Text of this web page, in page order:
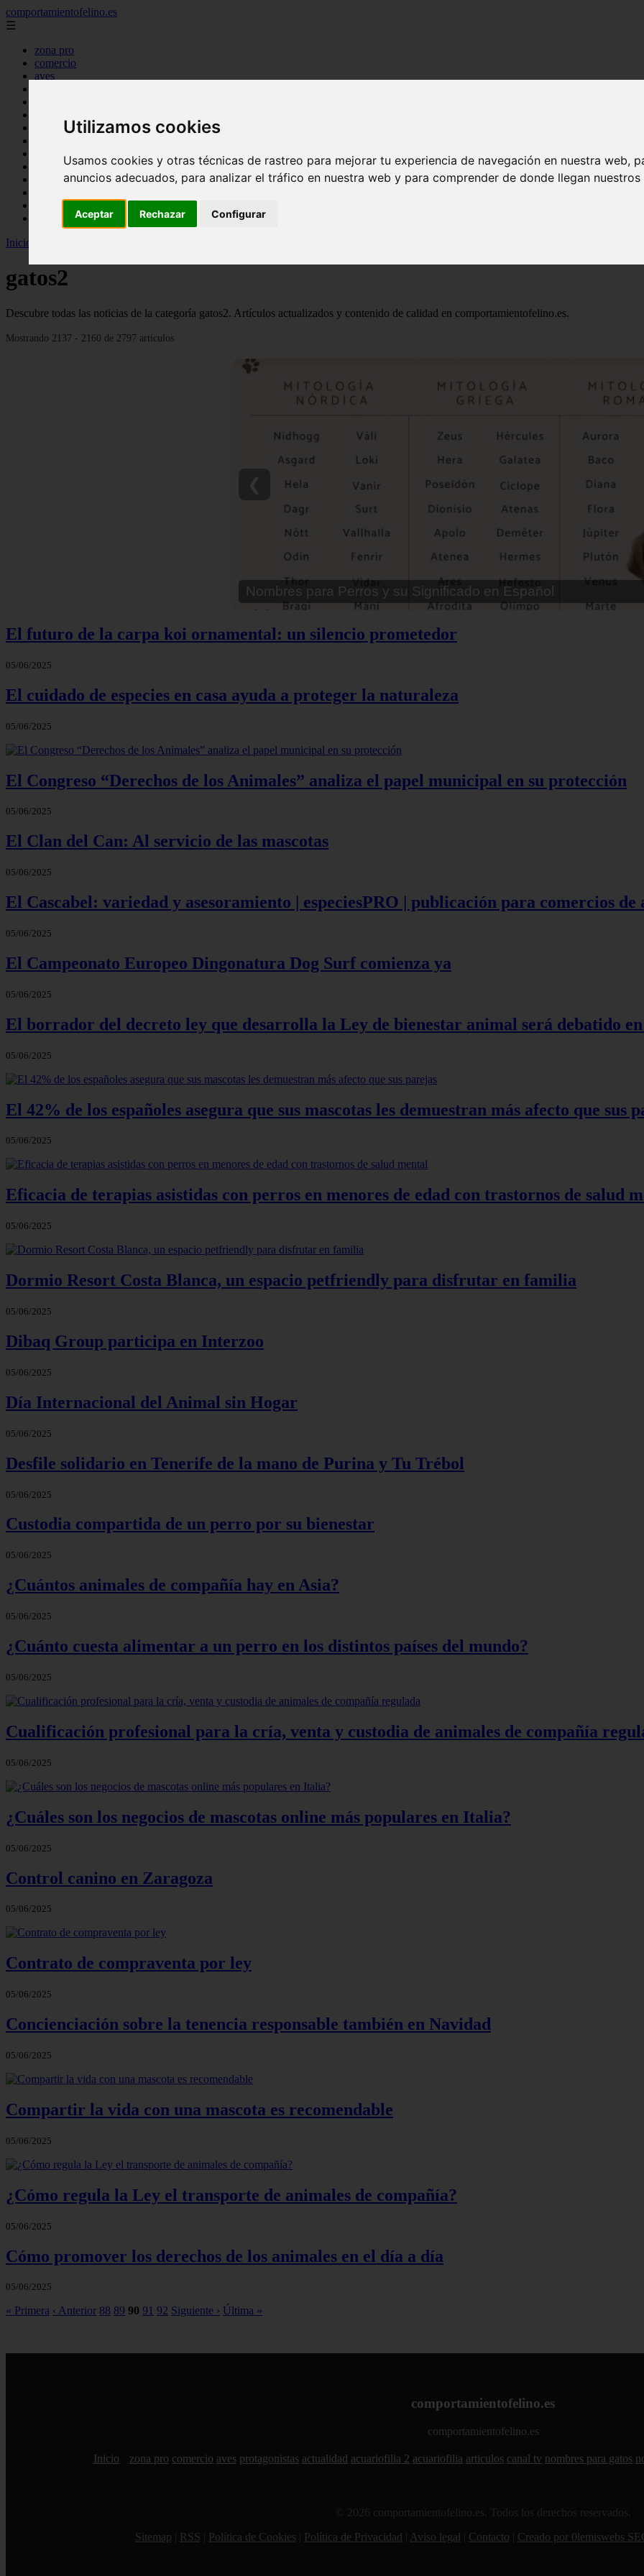
Utilizamos cookies
Usamos cookies y otras técnicas de rastreo para mejorar tu experiencia de navegación en nuestra web,
anuncios adecuados, para analizar el tráfico en nuestra web y para comprender de donde llegan
Aceptar Rechazar Configurar
comportamientofelino.es
☰
zona pro
comercio
aves
acuariofilia
canal tv
nombres para gatos
novedades
uncategorized
Inicio
gatos2
Descubre todas las noticias de la categoría gatos2. Artículos actualizados y contenido de calidad en comportamientofelino.es.
Mostrando 2137 - 2160 de 2797 artículos
Nombres para Perros Machos con Manchas Negras
El futuro de la carpa koi ornamental: un silencio prometedor
05/06/2025
El cuidado de especies en casa ayuda a proteger la naturaleza
05/06/2025
El Congreso “Derechos de los Animales” analiza el papel municipal en su protección
05/06/2025
El Clan del Can: Al servicio de las mascotas
05/06/2025
El Cascabel: variedad y asesoramiento | especiesPRO | publicación para comercios de
05/06/2025
El Campeonato Europeo Dingonatura Dog Surf comienza ya
05/06/2025
El borrador del decreto ley que desarrolla la Ley de bienestar animal será debatido
05/06/2025
El 42% de los españoles asegura que sus mascotas les demuestran más afecto que sus
05/06/2025
Eficacia de terapias asistidas con perros en menores de edad con trastornos de salud
05/06/2025
Dormio Resort Costa Blanca, un espacio petfriendly para disfrutar en familia
05/06/2025
Dibaq Group participa en Interzoo
05/06/2025
Día Internacional del Animal sin Hogar
05/06/2025
Desfile solidario en Tenerife de la mano de Purina y Tu Trébol
05/06/2025
Custodia compartida de un perro por su bienestar
05/06/2025
¿Cuántos animales de compañía hay en Asia?
05/06/2025
¿Cuánto cuesta alimentar a un perro en los distintos países del mundo?
05/06/2025
Cualificación profesional para la cría, venta y custodia de animales de compañía
05/06/2025
¿Cuáles son los negocios de mascotas online más populares en Italia?
05/06/2025
Control canino en Zaragoza
05/06/2025
Contrato de compraventa por ley
05/06/2025
Concienciación sobre la tenencia responsable también en Navidad
05/06/2025
Compartir la vida con una mascota es recomendable
05/06/2025
¿Cómo regula la Ley el transporte de animales de compañía?
05/06/2025
Cómo promover los derechos de los animales en el día a día
05/06/2025
« Primera ‹ Anterior 88 89 90 91 92 Siguiente › Última »
comportamientofelino.es
comportamientofelino.es
Inicio zona pro comercio aves protagonistas actualidad acuariofilia 2 acuariofilia articulos canal tv nombres para gatos
© 2026 comportamientofelino.es. Todos los derechos reservados.
Sitemap
RSS Política de Cookies Política de Privacidad Aviso legal Contacto Creado por 0lemiswebs